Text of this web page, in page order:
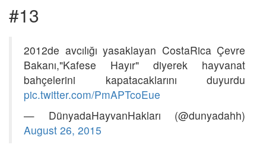
#13
2012de avcılığı yasaklayan CostaRica Çevre
Bakanı,"Kafese Hayır" diyerek hayvanat
bahçelerini kapatacaklarını duyurdu
pic.twitter.com/PmAPTcoEue
— DünyadaHayvanHakları (@dunyadahh)
August 26, 2015